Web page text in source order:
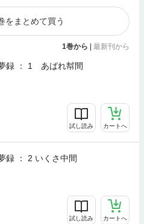
をまとめて買う
1巻から | 最新刊から
録 ： 1 あばれ幇間
試し読み カートへ
録 ： 2 いくさ中間
試し読み カートへ